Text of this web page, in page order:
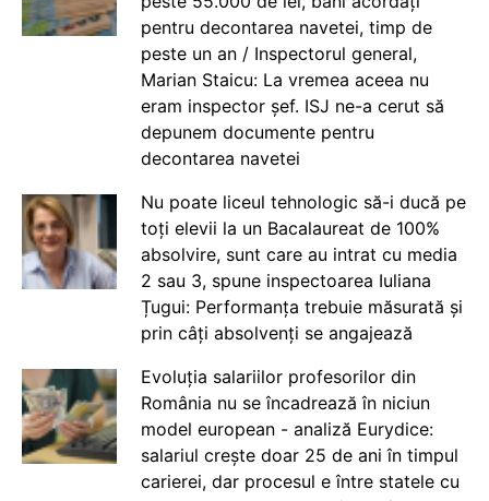
pentru decontarea navetei, timp de
peste un an / Inspectorul general,
Marian Staicu: La vremea aceea nu
eram inspector șef. ISJ ne-a cerut să
depunem documente pentru
decontarea navetei
Nu poate liceul tehnologic să-i ducă pe
toți elevii la un Bacalaureat de 100%
absolvire, sunt care au intrat cu media
2 sau 3, spune inspectoarea Iuliana
Țugui: Performanța trebuie măsurată și
prin câți absolvenți se angajează
Evoluția salariilor profesorilor din
România nu se încadrează în niciun
model european - analiză Eurydice:
salariul crește doar 25 de ani în timpul
carierei, dar procesul e între statele cu